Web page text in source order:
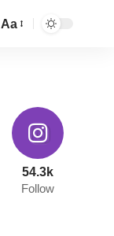
Aa
54.3k
Follow